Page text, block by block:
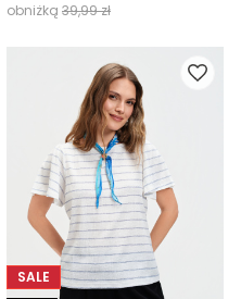
obniżką 39,99 zł
SALE